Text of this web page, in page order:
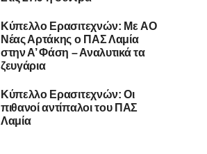
Kύπελλο Ερασιτεχνών: Με AO
Nέας Αρτάκης ο ΠΑΣ Λαμία
στην Α’ Φάση – Αναλυτικά τα
ζευγάρια
Κύπελλο Ερασιτεχνών: Οι
πιθανοί αντίπαλοι του ΠΑΣ
Λαμία